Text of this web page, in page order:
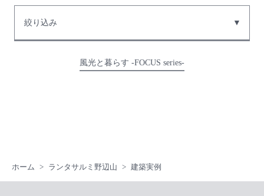
絞り込み
風光と暮らす -FOCUS series-
ホーム ランタサルミ野辺山 建築実例